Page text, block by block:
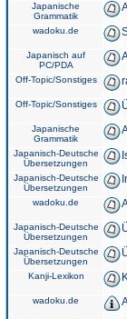
Japanische
Grammatik
wadoku.de
Japanisch auf
PC/PDA
Off-Topic/Sonstiges
Off-Topic/Sonstiges
Japanische
Grammatik
Japanisch-Deutsche
Übersetzungen
Japanisch-Deutsche
Übersetzungen
wadoku.de
Japanisch-Deutsche
Übersetzungen
Japanisch-Deutsche
Übersetzungen
Kanji-Lexikon
wadoku.de